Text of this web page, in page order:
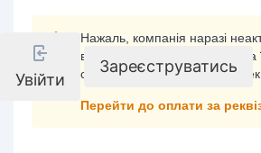
Увійти
Зареєструватись
Нажаль, компанія наразі
ви хочете здійснити платіж на
скористайтесь оплатою за
Перейти до оплати за